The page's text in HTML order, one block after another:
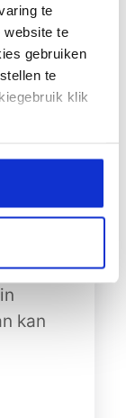
te
website te
gebruiken
te
klik
astma
kan